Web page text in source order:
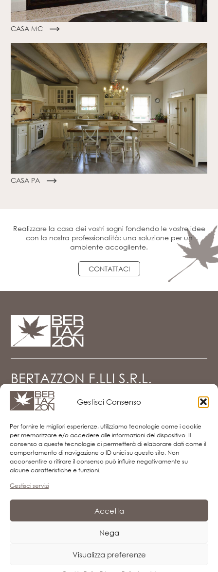
Gestisci Consenso
Per fornire le migliori esperienze, utilizziamo tecnologie come i cookie
per memorizzare e/o accedere alle informazioni del dispositivo. Il
consenso a queste tecnologie ci permetterà di elaborare dati come il
comportamento di navigazione o ID unici su questo sito. Non
acconsentire o ritirare il consenso può influire negativamente su
alcune caratteristiche e funzioni.
Gestisci servizi
Accetta
Nega
Visualizza preferenze
CASA MC
CASA PA
Realizzare la casa dei vostri sogni fondendo le vostre idee
con la nostra professionalità: una soluzione per un
ambiente accogliente.
CONTATTACI
BERTAZZON F.LLI S.R.L.
Via del Mercato, 19 - z.i. Falzé di Piave
31020 Sernaglia della Battaglia (TV)
Tel. e Fax0438.903080
info@bertazzon.net
Privacy Policy
Cookie Policy
Disconoscimento